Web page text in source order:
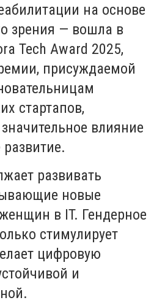
на основе
зрения — вошла в
Tech Award 2025,
присуждаемой
стартапов,
влияние
развивать
новые
в IT. Гендерное
стимулирует
цифровую
и